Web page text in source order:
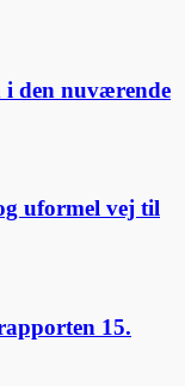
i den nuværende
uformel vej til
15.